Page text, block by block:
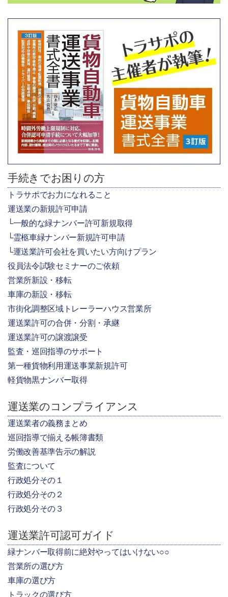
手続きでお困りの方
トラサポでお力になれること
運送業の新規許可申請
一般的な緑ナンバー許可新規取得
霊柩車緑ナンバー新規許可申請
運送業許可会社を買いたい方向けプラン
役員法令試験セミナーのご依頼
営業所新設・移転
車庫の新設・移転
市街化調整区域トレーラーハウス営業所
運送業許可の合併・分割・承継
運送業許可の譲渡譲受
監査・巡回指導のサポート
第一種貨物利用運送事業新規許可
軽貨物黒ナンバー取得
運送業のコンプライアンス
運送業者の義務まとめ
巡回指導で揃える帳簿書類
労働改善基準告示の解説
監査について
行政処分その１
行政処分その２
行政処分その３
運送業許可認可ガイド
緑ナンバー取得前に絶対やってはいけない○○
営業所の選び方
車庫の選び方
トラックの選び方